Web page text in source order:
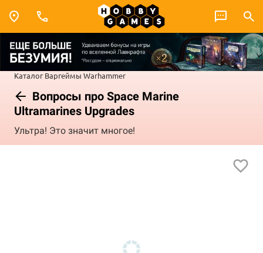
Каталог Варгеймы Warhammer
Вопросы про Space Marine
Ultramarines Upgrades
Ультра! Это значит многое!